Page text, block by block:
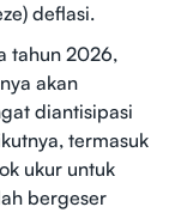
deflasi.
tahun 2026,
akan
diantisipasi
termasuk
ukur untuk
bergeser